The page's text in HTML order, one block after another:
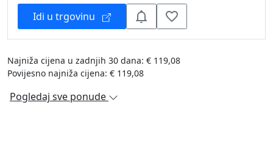
Idi u trgovinu
Najniža cijena u zadnjih 30 dana: € 119,08
Povijesno najniža cijena: € 119,08
Pogledaj sve ponude